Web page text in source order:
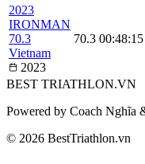
2023
IRONMAN
70.3
Vietnam
2023
70.3 00:48:15
BEST TRIATHLON.VN
Powered by Coach Nghĩa
© 2026 BestTriathlon.vn